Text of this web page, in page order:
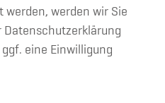
werden, werden wir Sie
Datenschutzerklärung
eine Einwilligung